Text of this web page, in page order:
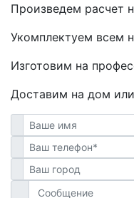
Произведем расчет
Укомплектуем всем
Изготовим на
Доставим на дом